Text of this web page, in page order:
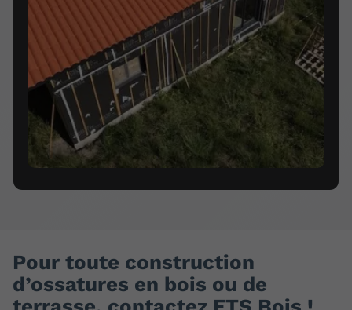
Pour toute construction
d’ossatures en bois ou de